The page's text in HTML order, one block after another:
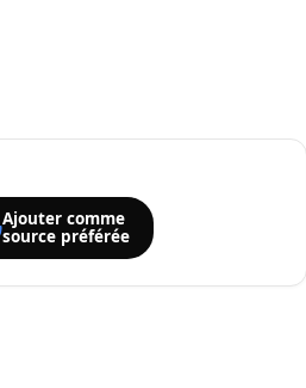
Ajouter comme
source préférée